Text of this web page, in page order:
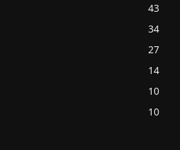
43
34
27
14
10
10